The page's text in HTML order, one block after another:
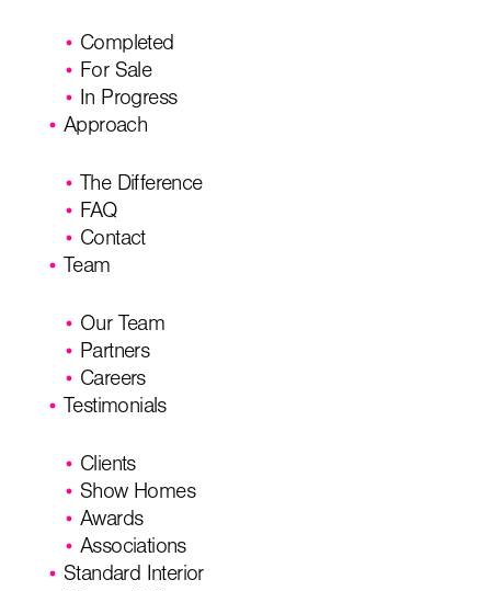
Completed
For Sale
In Progress
Approach
The Difference
FAQ
Contact
Team
Our Team
Partners
Careers
Testimonials
Clients
Show Homes
Awards
Associations
Standard Interior